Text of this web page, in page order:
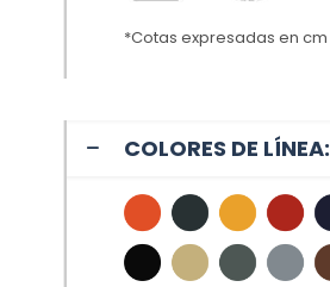
*Cotas expresadas en cm
COLORES DE LÍNEA: